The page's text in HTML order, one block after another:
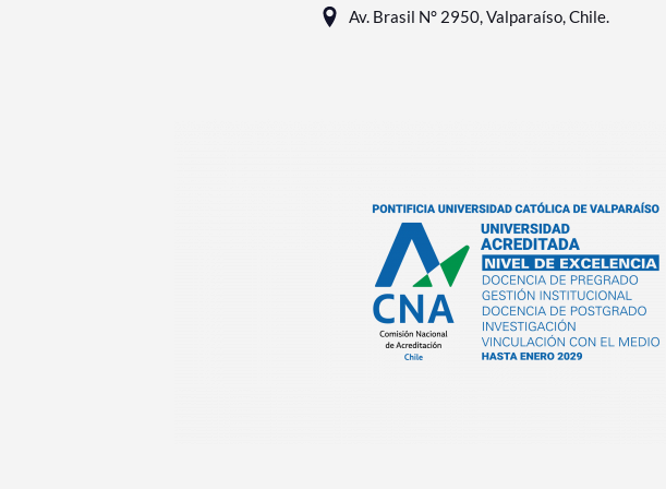
Av. Brasil N° 2950, Valparaíso, Chile.